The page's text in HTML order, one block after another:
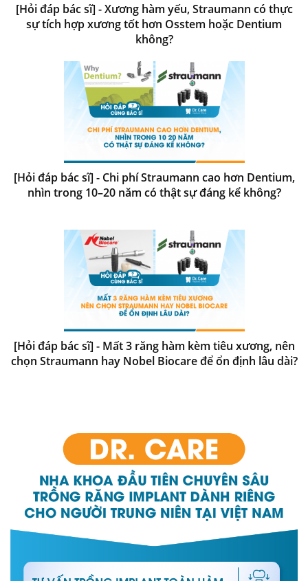
[Hỏi đáp bác sĩ] - Xương hàm yếu, Straumann có thực
sự tích hợp xương tốt hơn Osstem hoặc Dentium
không?
[Hỏi đáp bác sĩ] - Chi phí Straumann cao hơn Dentium,
nhìn trong 10–20 năm có thật sự đáng kể không?
[Hỏi đáp bác sĩ] - Mất 3 răng hàm kèm tiêu xương, nên
chọn Straumann hay Nobel Biocare để ổn định lâu dài?